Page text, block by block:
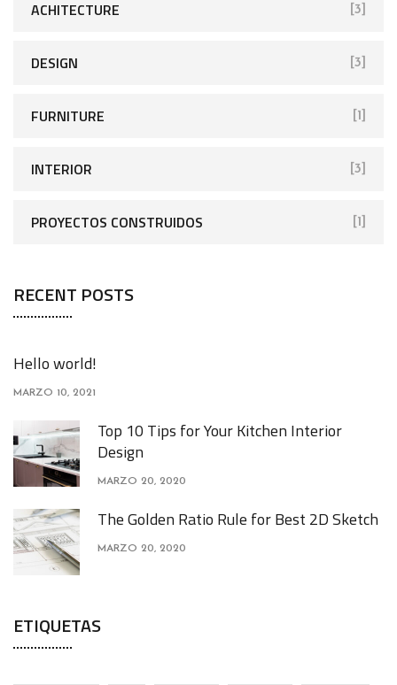
ACHITECTURE [3]
DESIGN [3]
FURNITURE [1]
INTERIOR [3]
PROYECTOS CONSTRUIDOS [1]
RECENT POSTS
Hello world!
MARZO 10, 2021
Top 10 Tips for Your Kitchen Interior
Design
MARZO 20, 2020
The Golden Ratio Rule for Best 2D Sketch
MARZO 20, 2020
ETIQUETAS